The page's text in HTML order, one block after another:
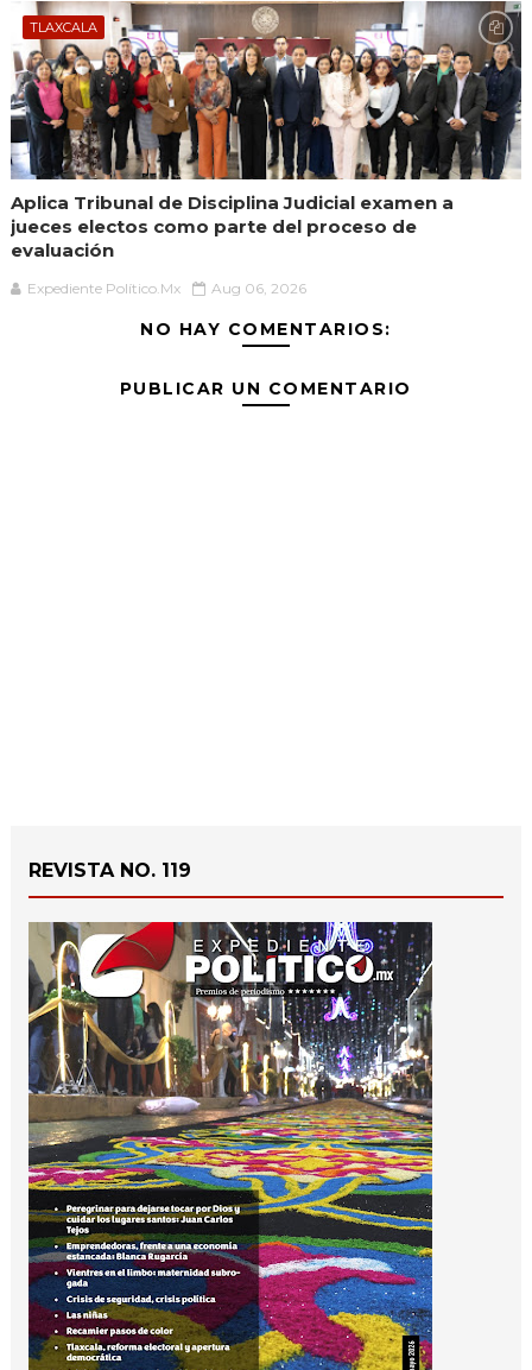
TLAXCALA
Aplica Tribunal de Disciplina Judicial examen a
jueces electos como parte del proceso de
evaluación
Expediente Político.Mx Aug 06, 2026
NO HAY COMENTARIOS:
PUBLICAR UN COMENTARIO
REVISTA NO. 119